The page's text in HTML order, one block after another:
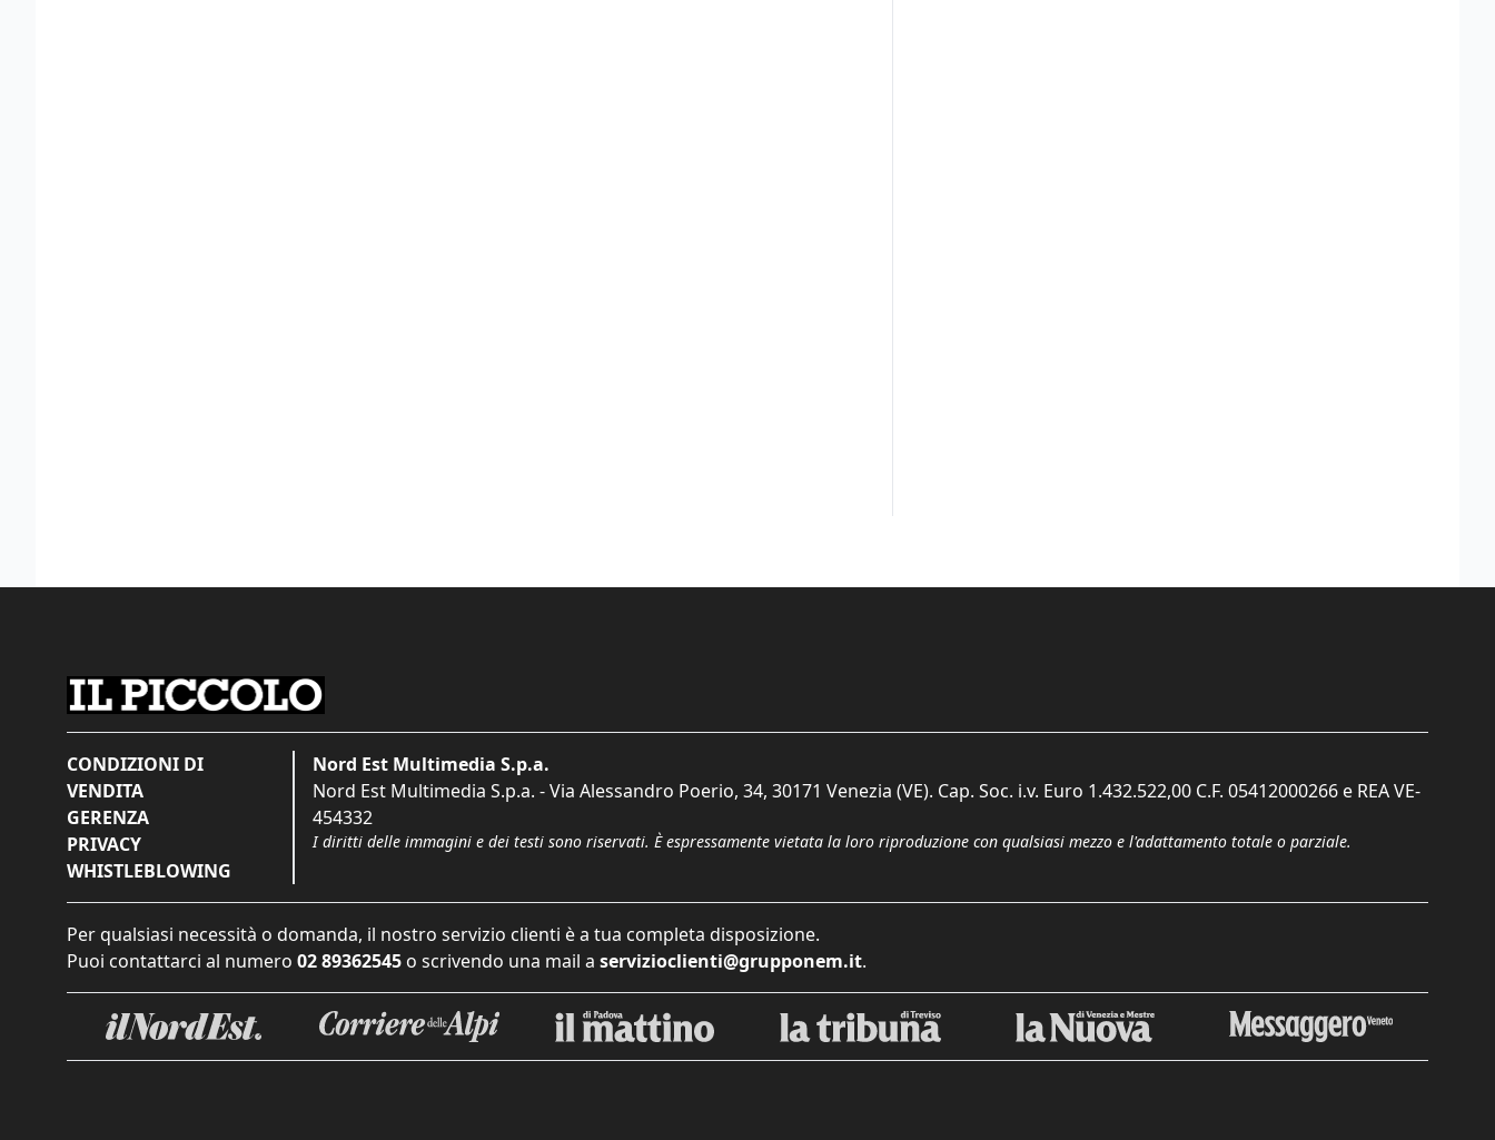
CONDIZIONI DI
VENDITA
GERENZA
PRIVACY
WHISTLEBLOWING
Nord Est Multimedia S.p.a.
Nord Est Multimedia S.p.a. - Via Alessandro Poerio, 34, 30171 Venezia (VE). Cap. Soc. i.v. Euro 1.432.522,00 C.F. 05412000266 e REA VE-
454332
I diritti delle immagini e dei testi sono riservati. È espressamente vietata la loro riproduzione con qualsiasi mezzo e l'adattamento totale o parziale.
Per qualsiasi necessità o domanda, il nostro servizio clienti è a tua completa disposizione.
Puoi contattarci al numero 02 89362545 o scrivendo una mail a servizioclienti@grupponem.it.